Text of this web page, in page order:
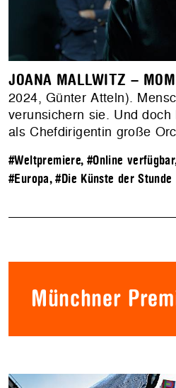
JOANA MALLWITZ –
2024, Günter Atteln).
verunsichern sie. Und
als Chefdirigentin große
#Weltpremiere, #Online verfügbar
#Europa,#Die Künste der Stunde
Münchner